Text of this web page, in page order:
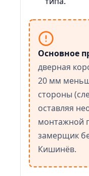
Основное
дверная
20 мм
стороны
оставляя
монтажной
замерщик
Кишинёв.